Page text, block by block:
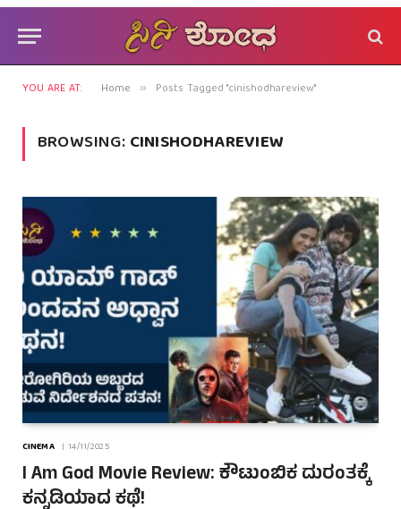
YOU ARE AT: Home » Posts Tagged "cinishodhareview"
BROWSING:CINISHODHAREVIEW
CINEMA 14/11/2025
I Am God Movie Review: ಕೌಟುಂಬಿಕ ದುರಂತಕ್ಕೆ
ಕನ್ನಡಿಯಾದ ಕಥೆ!